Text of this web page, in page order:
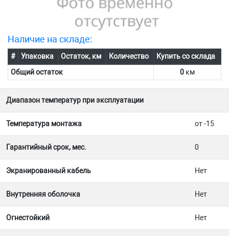
Наличие на складе:
# Упаковка Остаток, км Количество
Купить со склада
Общий остаток
0 км
Диапазон температур при эксплуатации
Температура монтажа от -15
Гарантийный срок, мес. 0
Экранированный кабель Нет
Внутренняя оболочка Нет
Огнестойкий Нет